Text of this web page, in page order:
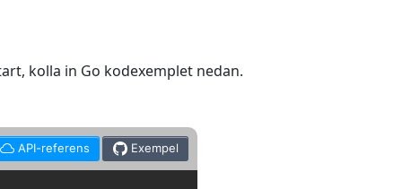
kolla in Go kodexemplet nedan.
API-referens Exempel